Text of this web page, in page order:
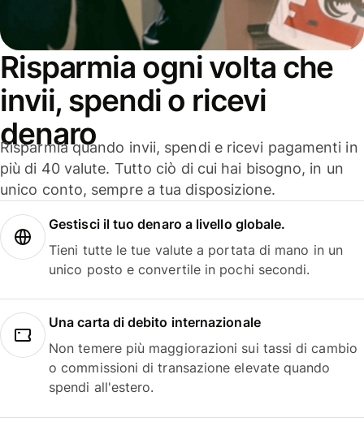
Risparmia ogni volta che
invii, spendi o ricevi
denaro
Risparmia quando invii, spendi e ricevi pagamenti in
più di 40 valute. Tutto ciò di cui hai bisogno, in un
unico conto, sempre a tua disposizione.
Gestisci il tuo denaro a livello globale.
Tieni tutte le tue valute a portata di mano in un
unico posto e convertile in pochi secondi.
Una carta di debito internazionale
Non temere più maggiorazioni sui tassi di cambio
o commissioni di transazione elevate quando
spendi all'estero.